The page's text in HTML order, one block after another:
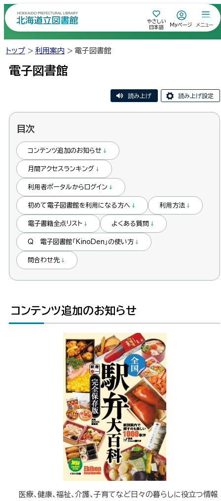
本
文
へ
メ
ニ
o
k
i
d
r
e
f
北
海
道
立
図
書
館
やさしい
日本語
Myページ メニュー
トップ 利用案内 電子図書館
電子図書館
読み上げ 読み上げ設定
ペ
ジ
内
目次
コンテンツ追加のお知らせ
月間アクセスランキング
利用者ポータルからログイン
初めて電子図書館を利用になる方へ 利用方法
電子書籍全点リスト よくある質問
Q 電子図書館「KinoDen」の使い方
問合わせ先
コンテンツ追加のお知らせ
医療、健康、福祉、介護、子育てなど日々の暮らしに役立つ情報
本
文
へ
戻
る
ー
へ